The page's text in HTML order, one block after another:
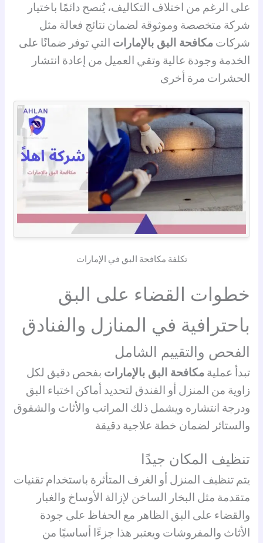
على الرغم من اختلاف التكاليف، يُنصح دائمًا باختيار
شركة متخصصة وموثوقة لضمان نتائج فعالة مثل
شركاتمكافحة البق بالإمارات التي توفر ضمانًا على
الخدمة وجودة عالية وتقي العميل من إعادة انتشار
الحشرات مرة أخرى
تكلفة مكافحة البق في الإمارات
خطوات القضاء على البق
باحترافية في المنازل والفنادق
الفحص والتقييم الشامل
تبدأ عمليةمكافحة البق بالإمارات بفحص دقيق لكل
زاوية من المنزل أو الفندق لتحديد أماكن اختباء البق
ودرجة انتشاره ويشمل ذلك المراتب والأثاث والشقوق
والستائر لضمان خطة علاجية دقيقة
تنظيف المكان جيدًا
يتم تنظيف المنزل أو الغرف المتأثرة باستخدام تقنيات
متقدمة مثل البخار الساخن لإزالة الأوساخ والغبار
والقضاء على البق الظاهر مع الحفاظ على جودة
الأثاث والمفروشات ويعتبر هذا جزءًا أساسيًا من